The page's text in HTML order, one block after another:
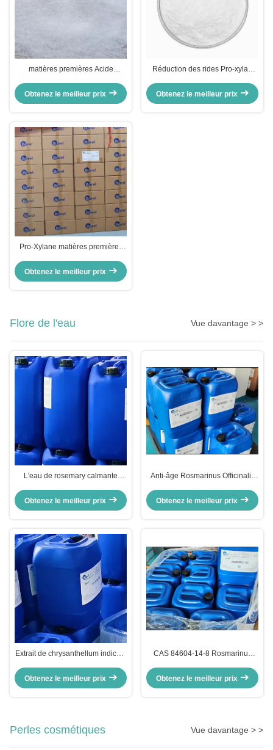
matières premières Acide
Ingrédients actifs Éclaircissement
Obtenez le meilleur prix
Réduction des rides Pro-xylan
tétrahydropyrantriol CAS n°
Obtenez le meilleur prix
Pro-Xylane matières premières
Tétrahydropyrantriol anti-âge
raffermissant la peau
Obtenez le meilleur prix
Flore de l'eau Vue davantage > >
L'eau de rosemary calmante
Officinalis Hydrosols d'eau de
feuilles
Obtenez le meilleur prix
Anti-âge Rosmarinus Officinalis
de feuilles de romarin
Obtenez le meilleur prix
Extrait de chrysanthellum indicum
fleur
Obtenez le meilleur prix
CAS 84604-14-8 Rosmarinus
Produits cosmétiques
Obtenez le meilleur prix
Perles cosmétiques Vue davantage > >